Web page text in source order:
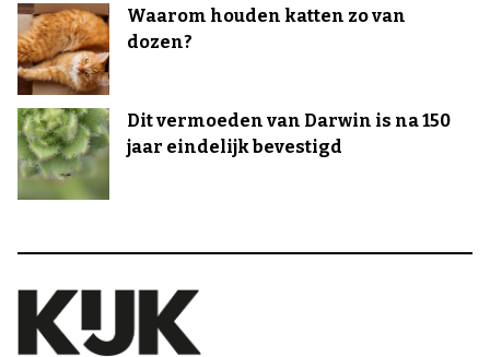
Waarom houden katten zo van
dozen?
Dit vermoeden van Darwin is na 150
jaar eindelijk bevestigd